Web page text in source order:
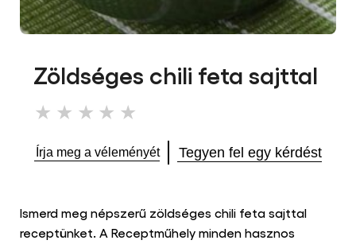
Zöldséges chili feta sajttal
Nem
küldtek
értékelést
elemhez
Írja meg a véleményét Tegyen fel egy kérdést
Ismerd meg népszerű zöldséges chili feta sajttal
receptünket. A Receptműhely minden hasznos